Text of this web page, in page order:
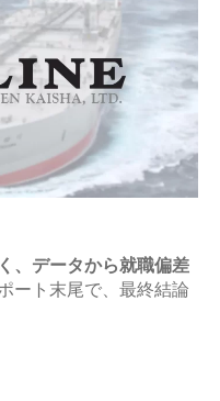
収
の
企
業
究
【激
や
ば
、データから就職偏差
ート末尾で、最終結論